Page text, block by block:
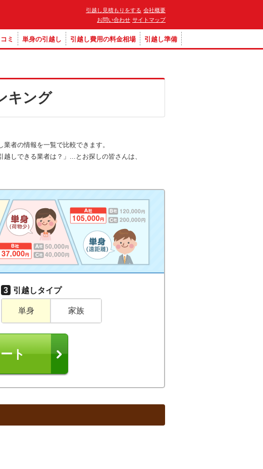
引越し見積もりをする 会社概要
お問い合わせ サイトマップ
ミ 単身の引越し 引越し費用の料金相場 引越し準備
キング
者の情報を一覧で比較できます。
しできる業者は？」...とお探しの皆さんは、
3 引越しタイプ
単身 家族
ト